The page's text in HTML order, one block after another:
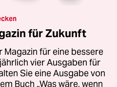
für Zukunft
Magazin für eine bessere
vier Ausgaben für
Sie eine Ausgabe von
Buch „Was wäre, wenn